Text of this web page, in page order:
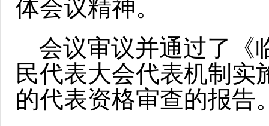
体会议精神。
会议审议并通过了《
民代表大会代表机制实
的代表资格审查的报告